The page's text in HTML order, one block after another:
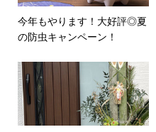
今年もやります！大好評◎夏
の防虫キャンペーン！